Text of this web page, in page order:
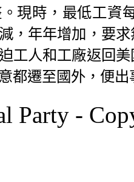
現時，最低工資
，年年增加，要
工人和工廠返回
都遷至國外，便
Party -